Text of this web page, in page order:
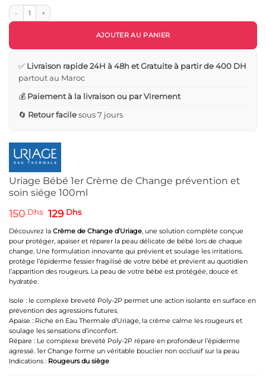
Uriage Bébé 1er Crème de Change prévention et
soin siége 100ml
150Dhs Le
initial
était :
150 Dhs.
129 DhsLe
actuel
est :
129 Dhs.
Découvrez la Crème de Change d’Uriage, une solution complète conçue
pour protéger, apaiser et réparer la peau délicate de bébé lors de chaque
change. Une formulation innovante qui prévient et soulage les irritations.
protège l’épiderme fessier fragilisé de votre bébé et prévient au quotidien
l’apparition des rougeurs. La peau de votre bébé est protégée, douce et
hydratée.
Isole : le complexe breveté Poly-2P permet une action isolante en surface en
prévention des agressions futures.
Apaise : Riche en Eau Thermale d’Uriage, la crème calme les rougeurs et
soulage les sensations d’inconfort.
Répare : Le complexe breveté Poly-2P répare en profondeur l’épiderme
agressé. 1er Change forme un véritable bouclier non occlusif sur la peau
Indications : Rougeurs du siège
quantité de Uriage Bébé 1er Crème de Change prévention et soin siége 100ml
AJOUTER AU PANIER
✅ Livraison rapide 24H à 48h et Gratuite à partir de 400 DH
partout au Maroc
💰 Paiement à la livraison ou par Virement
🔄 Retour facilesous 7 jours